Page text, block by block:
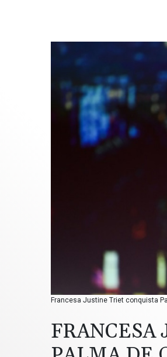
Francesa Justine Triet conquista
FRANCESA